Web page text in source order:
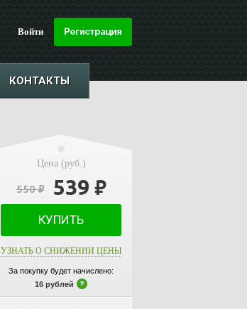
Войти
КОНТАКТЫ
Цена (руб.)
550₽ 539 ₽
КУПИТЬ
УЗНАТЬ О СНИЖЕНИИ ЦЕНЫ
За покупку будет начислено:
16 рублей